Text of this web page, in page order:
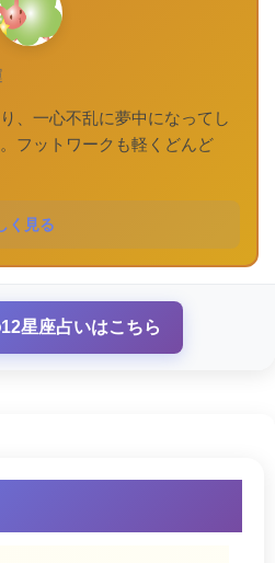
、一心不乱に夢中になってし
フットワークも軽くどんど
く見る
星座占いはこちら